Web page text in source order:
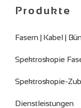
Produkte
Fasern | Kabel |
Spektroskopie
Spektroskopie-
Dienstleistungen